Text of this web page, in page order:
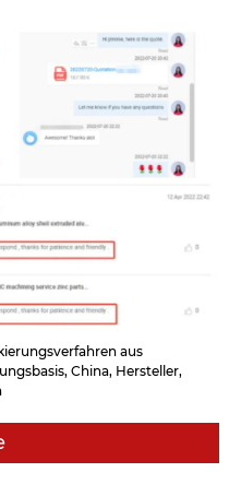
aus
China, Hersteller,